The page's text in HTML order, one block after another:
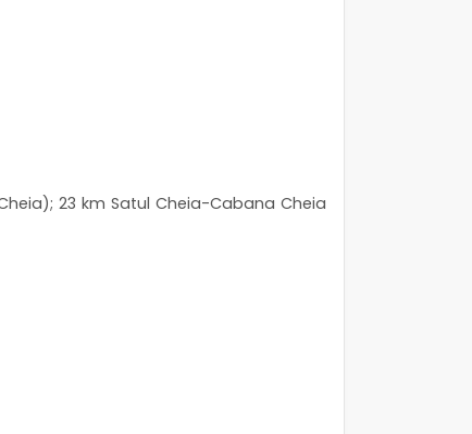
23 km Satul Cheia-Cabana Cheia